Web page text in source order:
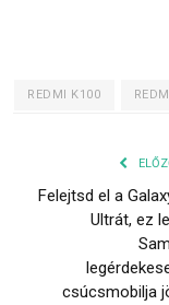
REDMI K100
Felejtsd el a
Ultrát, ez
csúcsmobilja